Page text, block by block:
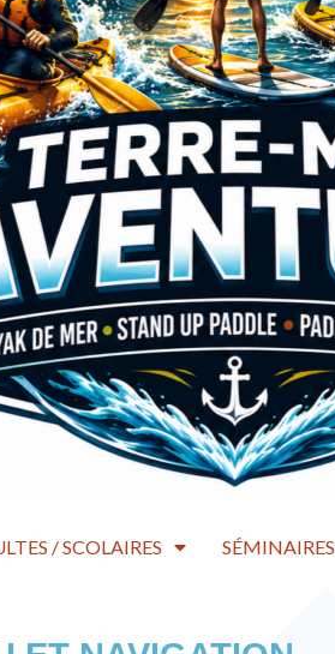
/ SCOLAIRES SÉMINAIRES